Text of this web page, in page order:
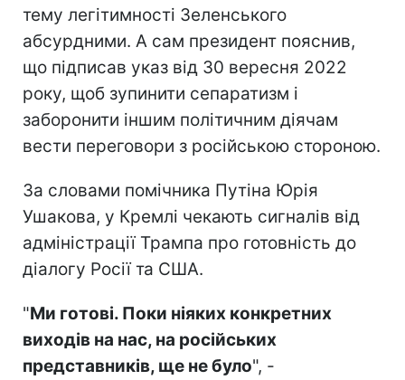
тему легітимності Зеленського
абсурдними. А сам президент пояснив,
що підписав указ від 30 вересня 2022
року, щоб зупинити сепаратизм і
заборонити іншим політичним діячам
вести переговори з російською стороною.
За словами помічника Путіна Юрія
Ушакова, у Кремлі чекають сигналів від
адміністрації Трампа про готовність до
діалогу Росії та США.
"Ми готові. Поки ніяких конкретних
виходів на нас, на російських
представників, ще не було", -